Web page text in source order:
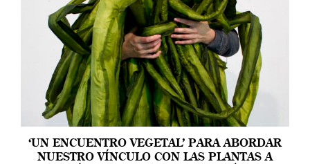
‘UN ENCUENTRO VEGETAL’ PARA ABORDAR
NUESTRO VÍNCULO CON LAS PLANTAS A